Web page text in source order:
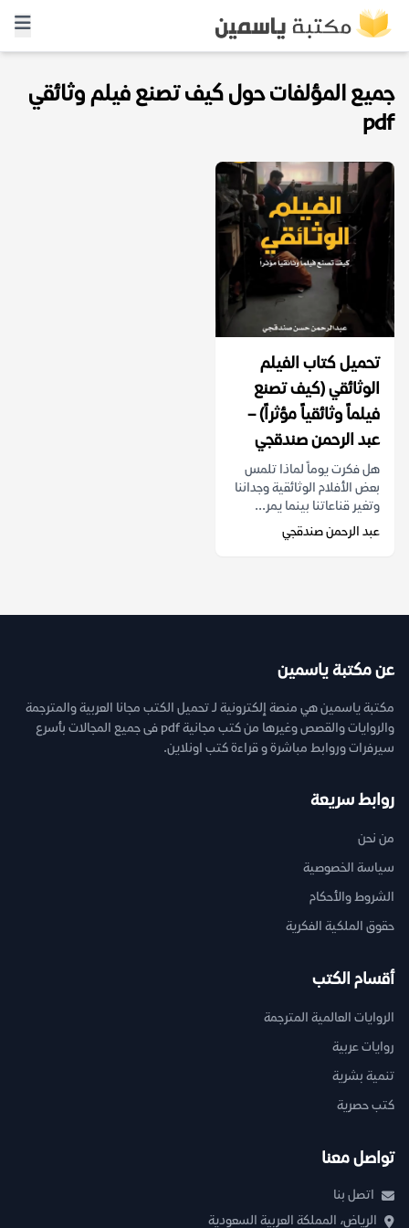
جميع المؤلفات حول كيف تصنع فيلم وثائقي
pdf
تحميل كتاب الفيلم
الوثائقي (كيف تصنع
فيلماً وثائقياً مؤثراً) –
عبد الرحمن صندقجي
هل فكرت يوماً لماذا تلمس
بعض الأفلام الوثائقية وجداننا
وتغير قناعاتنا بينما يمر...
عبد الرحمن صندقجي
عن مكتبة ياسمين
مكتبة ياسمين هي منصة إلكترونية لـ تحميل الكتب مجانا العربية والمترجمة
والروايات والقصص وغيرها من كتب مجانية pdf فى جميع المجالات بأسرع
سيرفرات وروابط مباشرة و قراءة كتب اونلاين.
روابط سريعة
من نحن
سياسة الخصوصية
الشروط والأحكام
حقوق الملكية الفكرية
أقسام الكتب
الروايات العالمية المترجمة
روايات عربية
تنمية بشرية
كتب حصرية
تواصل معنا
اتصل بنا
الرياض، المملكة العربية السعودية